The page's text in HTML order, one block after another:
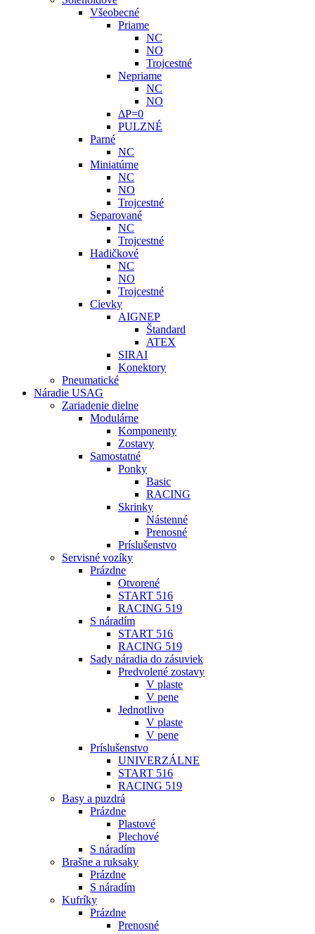
Všeobecné
Priame
NC
NO
Trojcestné
Nepriame
NC
NO
ΔP=0
PULZNÉ
Parné
NC
Miniatúrne
NC
NO
Trojcestné
Separované
NC
Trojcestné
Hadičkové
NC
NO
Trojcestné
Cievky
AIGNEP
Štandard
ATEX
SIRAI
Konektory
Pneumatické
Náradie USAG
Zariadenie dielne
Modulárne
Komponenty
Zostavy
Samostatné
Ponky
Basic
RACING
Skrinky
Nástenné
Prenosné
Príslušenstvo
Servisné vozíky
Prázdne
Otvorené
START 516
RACING 519
S náradím
START 516
RACING 519
Sady náradia do zásuviek
Predvolené zostavy
V plaste
V pene
Jednotlivo
V plaste
V pene
Príslušenstvo
UNIVERZÁLNE
START 516
RACING 519
Basy a puzdrá
Prázdne
Plastové
Plechové
S náradím
Brašne a ruksaky
Prázdne
S náradím
Kufríky
Prázdne
Prenosné